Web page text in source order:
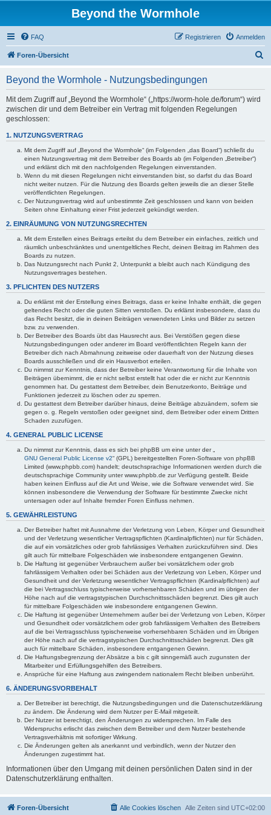
Beyond the Wormhole
FAQ Anmelden
Registrieren
Foren-Übersicht
Beyond the Wormhole - Nutzungsbedingungen
Mit dem Zugriff auf „Beyond the Wormhole“ („https://worm-hole.de/forum“) wird
zwischen dir und dem Betreiber ein Vertrag mit folgenden Regelungen
geschlossen:
1. NUTZUNGSVERTRAG
Mit dem Zugriff auf „Beyond the Wormhole“ (im Folgenden „das Board“) schließt du
einen Nutzungsvertrag mit dem Betreiber des Boards ab (im Folgenden „Betreiber“)
und erklärst dich mit den nachfolgenden Regelungen einverstanden.
Wenn du mit diesen Regelungen nicht einverstanden bist, so darfst du das Board
nicht weiter nutzen. Für die Nutzung des Boards gelten jeweils die an dieser Stelle
veröffentlichten Regelungen.
Der Nutzungsvertrag wird auf unbestimmte Zeit geschlossen und kann von beiden
Seiten ohne Einhaltung einer Frist jederzeit gekündigt werden.
2. EINRÄUMUNG VON NUTZUNGSRECHTEN
Mit dem Erstellen eines Beitrags erteilst du dem Betreiber ein einfaches, zeitlich und
räumlich unbeschränktes und unentgeltliches Recht, deinen Beitrag im Rahmen des
Boards zu nutzen.
Das Nutzungsrecht nach Punkt 2, Unterpunkt a bleibt auch nach Kündigung des
Nutzungsvertrages bestehen.
3. PFLICHTEN DES NUTZERS
Du erklärst mit der Erstellung eines Beitrags, dass er keine Inhalte enthält, die gegen
geltendes Recht oder die guten Sitten verstoßen. Du erklärst insbesondere, dass du
das Recht besitzt, die in deinen Beiträgen verwendeten Links und Bilder zu setzen
bzw. zu verwenden.
Der Betreiber des Boards übt das Hausrecht aus. Bei Verstößen gegen diese
Nutzungsbedingungen oder anderer im Board veröffentlichten Regeln kann der
Betreiber dich nach Abmahnung zeitweise oder dauerhaft von der Nutzung dieses
Boards ausschließen und dir ein Hausverbot erteilen.
Du nimmst zur Kenntnis, dass der Betreiber keine Verantwortung für die Inhalte von
Beiträgen übernimmt, die er nicht selbst erstellt hat oder die er nicht zur Kenntnis
genommen hat. Du gestattest dem Betreiber, dein Benutzerkonto, Beiträge und
Funktionen jederzeit zu löschen oder zu sperren.
Du gestattest dem Betreiber darüber hinaus, deine Beiträge abzuändern, sofern sie
gegen o. g. Regeln verstoßen oder geeignet sind, dem Betreiber oder einem Dritten
Schaden zuzufügen.
4. GENERAL PUBLIC LICENSE
Du nimmst zur Kenntnis, dass es sich bei phpBB um eine unter der „
GNU General Public License v2“ (GPL) bereitgestellten Foren-Software von phpBB
Limited (www.phpbb.com) handelt; deutschsprachige Informationen werden durch die
deutschsprachige Community unter www.phpbb.de zur Verfügung gestellt. Beide
haben keinen Einfluss auf die Art und Weise, wie die Software verwendet wird. Sie
können insbesondere die Verwendung der Software für bestimmte Zwecke nicht
untersagen oder auf Inhalte fremder Foren Einfluss nehmen.
5. GEWÄHRLEISTUNG
Der Betreiber haftet mit Ausnahme der Verletzung von Leben, Körper und Gesundheit
und der Verletzung wesentlicher Vertragspflichten (Kardinalpflichten) nur für Schäden,
die auf ein vorsätzliches oder grob fahrlässiges Verhalten zurückzuführen sind. Dies
gilt auch für mittelbare Folgeschäden wie insbesondere entgangenen Gewinn.
Die Haftung ist gegenüber Verbrauchern außer bei vorsätzlichem oder grob
fahrlässigem Verhalten oder bei Schäden aus der Verletzung von Leben, Körper und
Gesundheit und der Verletzung wesentlicher Vertragspflichten (Kardinalpflichten) auf
die bei Vertragsschluss typischerweise vorhersehbaren Schäden und im übrigen der
Höhe nach auf die vertragstypischen Durchschnittsschäden begrenzt. Dies gilt auch
für mittelbare Folgeschäden wie insbesondere entgangenen Gewinn.
Die Haftung ist gegenüber Unternehmern außer bei der Verletzung von Leben, Körper
und Gesundheit oder vorsätzlichem oder grob fahrlässigem Verhalten des Betreibers
auf die bei Vertragsschluss typischerweise vorhersehbaren Schäden und im Übrigen
der Höhe nach auf die vertragstypischen Durchschnittsschäden begrenzt. Dies gilt
auch für mittelbare Schäden, insbesondere entgangenen Gewinn.
Die Haftungsbegrenzung der Absätze a bis c gilt sinngemäß auch zugunsten der
Mitarbeiter und Erfüllungsgehilfen des Betreibers.
Ansprüche für eine Haftung aus zwingendem nationalem Recht bleiben unberührt.
6. ÄNDERUNGSVORBEHALT
Der Betreiber ist berechtigt, die Nutzungsbedingungen und die Datenschutzerklärung
zu ändern. Die Änderung wird dem Nutzer per E-Mail mitgeteilt.
Der Nutzer ist berechtigt, den Änderungen zu widersprechen. Im Falle des
Widerspruchs erlischt das zwischen dem Betreiber und dem Nutzer bestehende
Vertragsverhältnis mit sofortiger Wirkung.
Die Änderungen gelten als anerkannt und verbindlich, wenn der Nutzer den
Änderungen zugestimmt hat.
Informationen über den Umgang mit deinen persönlichen Daten sind in der
Datenschutzerklärung enthalten.
Foren-Übersicht Alle Zeiten sind UTC+02:00
Alle Cookies löschen